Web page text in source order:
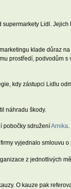
Lidl. Jejich
klade důraz
prostředí, podvodům s
kdy zástupci Lidlu
náhradu škody.
pobočky sdruženíArnika.
vyjednalo smlouvu
z jednotlivých
O kauze pak